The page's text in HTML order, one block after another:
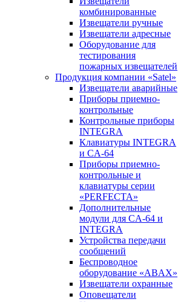
комбинированные
Извещатели ручные
Извещатели адресные
Оборудование для
тестирования
пожарных извещателей
Продукция компании «Satel»
Извещатели аварийные
Приборы приемно-
контрольные
Контрольные приборы
INTEGRA
Клавиатуры INTEGRA
и CA-64
Приборы приемно-
контрольные и
клавиатуры серии
«PERFECTA»
Дополнительные
модули для CA-64 и
INTEGRA
Устройства передачи
сообщений
Беспроводное
оборудование «ABAX»
Извещатели охранные
Оповещатели